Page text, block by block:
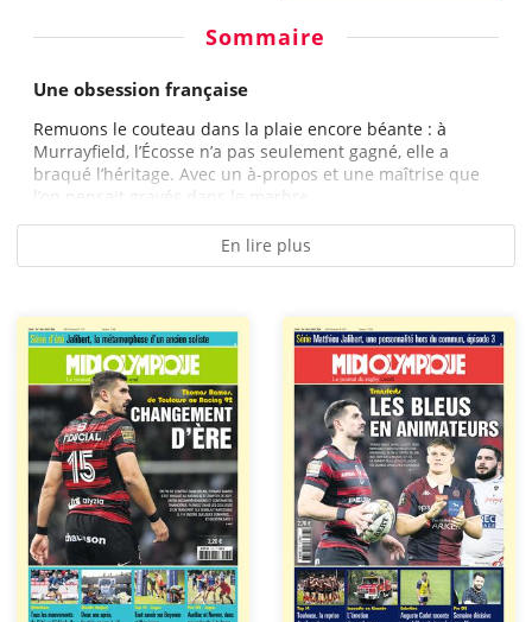
Sommaire
Une obsession française
Remuons le couteau dans la plaie encore béante : à
Murrayfield, l’Écosse n’a pas seulement gagné, elle a
braqué l’héritage. Avec un à-propos et une maîtrise que
l’on pensait gravés dans le marbre...
En lire plus